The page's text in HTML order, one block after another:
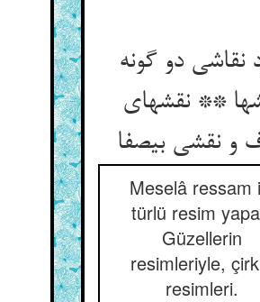
نقاشی دو گونه
** نقشهای
و نقشی بی‏صفا
Meselâ ressam
türlü resim
Güzellerin
resimleriyle,
resimleri.